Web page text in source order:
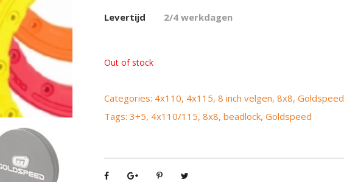
Levertijd
2/4 werkdagen
Out of stock
Categories: 4x110, 4x115,8 inch velgen,8x8,Goldspeed
Tags:3+5, 4x110/115,8x8,beadlock,Goldspeed